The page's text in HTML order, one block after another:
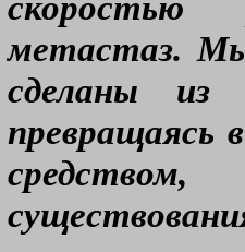
метастаз.
сделаны из